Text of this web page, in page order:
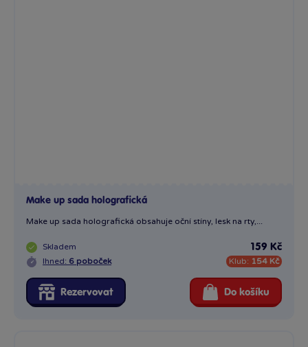
Make up sada holografická
Make up sada holografická obsahuje oční stíny, lesk na rty,...
Skladem
Ihned: 6 poboček
159 Kč
Klub: 154 Kč
Rezervovat Do košíku